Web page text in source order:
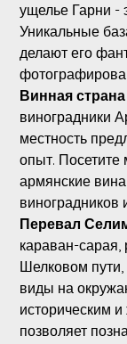
ущелье Гарни -
Уникальные
делают его
Винная
виноградники
местность
опыт. Посетите
армянские
Перевал
караван-сарая,
Шелковом
виды на
историческим
позволяет